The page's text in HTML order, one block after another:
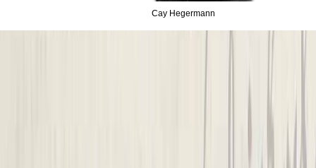
Cay Hegermann